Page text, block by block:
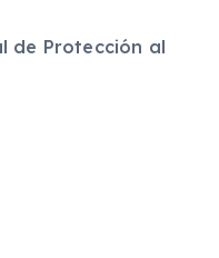
de Protección al